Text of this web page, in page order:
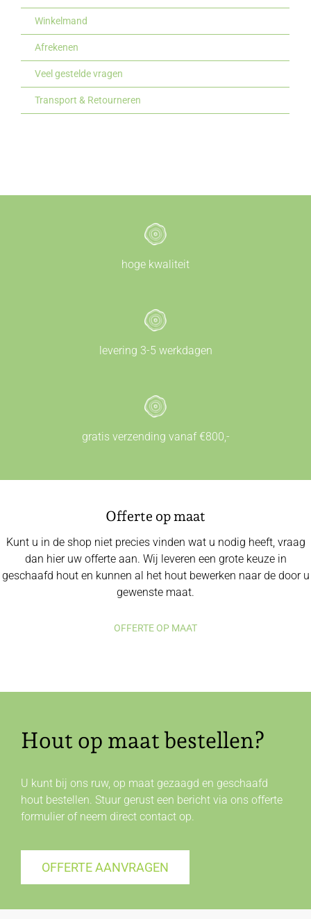
Winkelmand
Afrekenen
Veel gestelde vragen
Transport & Retourneren
hoge kwaliteit
levering 3-5 werkdagen
gratis verzending vanaf €800,-
Offerte op maat
Kunt u in de shop niet precies vinden wat u nodig heeft, vraag
dan hier uw offerte aan. Wij leveren een grote keuze in
geschaafd hout en kunnen al het hout bewerken naar de door u
gewenste maat.
OFFERTE OP MAAT
Hout op maat bestellen?
U kunt bij ons ruw, op maat gezaagd en geschaafd
hout bestellen. Stuur gerust een bericht via ons offerte
formulier of neem direct contactop.
OFFERTE AANVRAGEN